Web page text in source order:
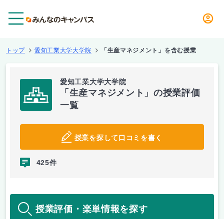
トップ 愛知工業大学大学院 「生産マネジメント」を含む授業
愛知工業大学大学院
「生産マネジメント」の授業評価
一覧
授業を探して口コミを書く
425件
授業評価・楽単情報を探す